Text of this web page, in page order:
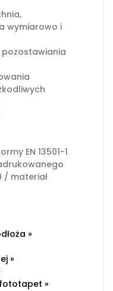
wymiarowo i
EN 13501-1
/ materiał
»
»
»